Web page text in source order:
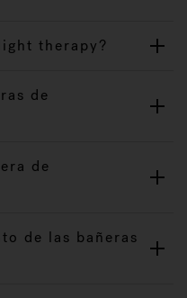
therapy?
de
de
de las bañeras